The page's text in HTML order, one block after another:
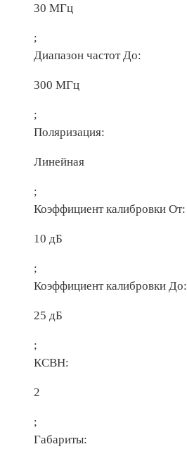
30 МГц
;
Диапазон частот До:
300 МГц
;
Поляризация:
Линейная
;
Коэффициент калибровки От:
10 дБ
;
Коэффициент калибровки До:
25 дБ
;
КСВН:
2
;
Габариты: